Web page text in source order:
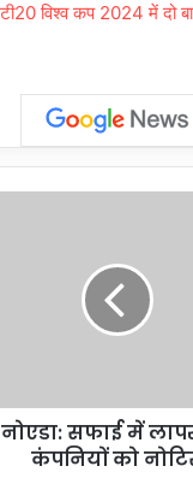
टी20 विश्व कप 2024 में दो
नोएडा: सफाई में
कंपनियों को